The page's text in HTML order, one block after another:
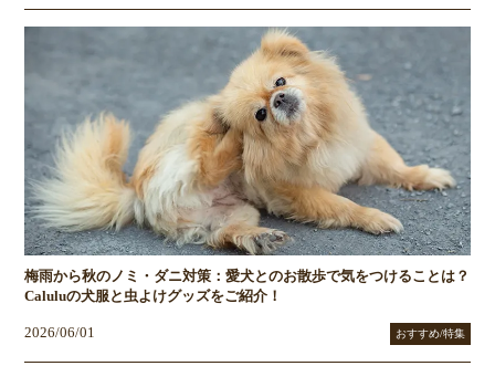
梅雨から秋のノミ・ダニ対策：愛犬とのお散歩で気をつけることは？
Caluluの犬服と虫よけグッズをご紹介！
2026/06/01 おすすめ/特集